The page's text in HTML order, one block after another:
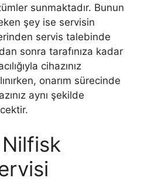
sunmaktadır. Bunun
şey ise servisin
servis talebinde
sonra tarafınıza kadar
cihazınız
onarım sürecinde
aynı şekilde
Nilfisk